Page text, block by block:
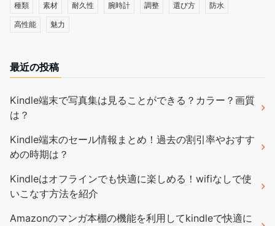
種類 素材 耐久性 腕時計 調整 選び方 防水
高性能 魅力
最近の投稿
Kindle端末で写真集は見ることができる？カラー？画質
は？
Kindle端末のセール情報まとめ！過去の割引率やおすす
めの時期は？
Kindleはオフラインでも快適に楽しめる！wifiなしで使
いこなす方法を紹介
Amazonのマンガ本棚の機能を利用してkindleで快適に